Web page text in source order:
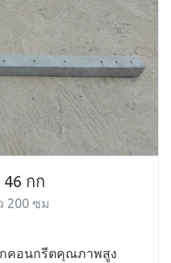
46 กก
200 ซม
กคอนกรีตคุณภาพสูง